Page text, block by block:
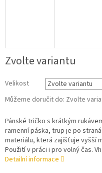
Zvolte variantu
Velikost
Můžeme doručit do: Zvolte
Pánské tričko s krátkým
ramenní páska, trup je po
materiálu, která zajišťuje vyšší
Použití v práci i pro volný čas.
Detailní informace